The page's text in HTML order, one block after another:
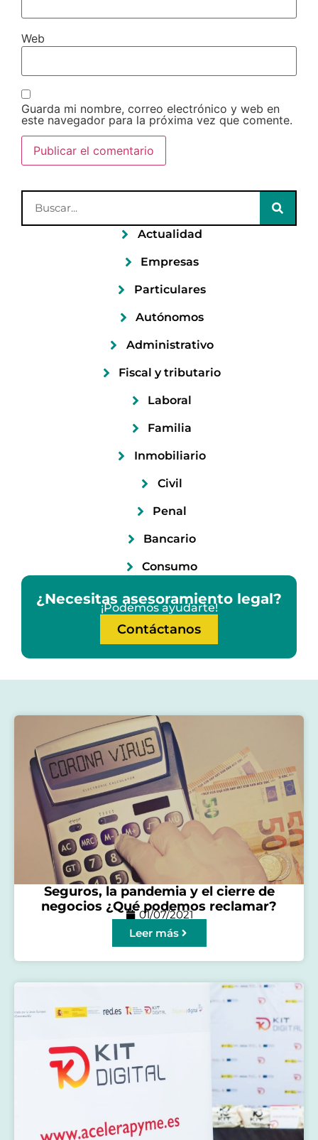
Web
Guarda mi nombre, correo electrónico y web en
este navegador para la próxima vez que comente.
Actualidad
Empresas
Particulares
Autónomos
Administrativo
Fiscal y tributario
Laboral
Familia
Inmobiliario
Civil
Penal
Bancario
Consumo
¿Necesitas asesoramiento legal?
¡Podemos ayudarte!
Contáctanos
Seguros, la pandemia y el cierre de
negocios ¿Qué podemos reclamar?
01/07/2021
Leer más